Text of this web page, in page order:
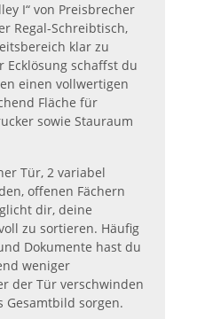
I“ von Preisbrecher
Regal-Schreibtisch,
klar zu
schaffst du
einen vollwertigen
Fläche für
sowie Stauraum
Tür, 2 variabel
offenen Fächern
dir, deine
zu sortieren. Häufig
Dokumente hast du
weniger
der Tür verschwinden
sorgen.